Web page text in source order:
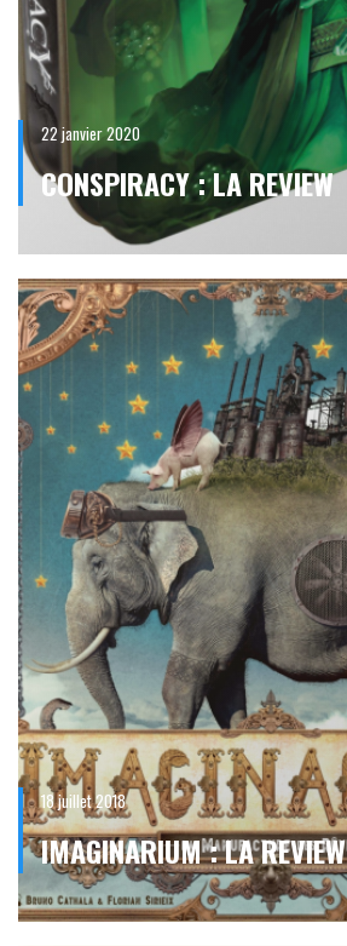
22 janvier 2020
CONSPIRACY : LA REVIEW
18 juillet 2018
IMAGINARIUM : LA REVIEW